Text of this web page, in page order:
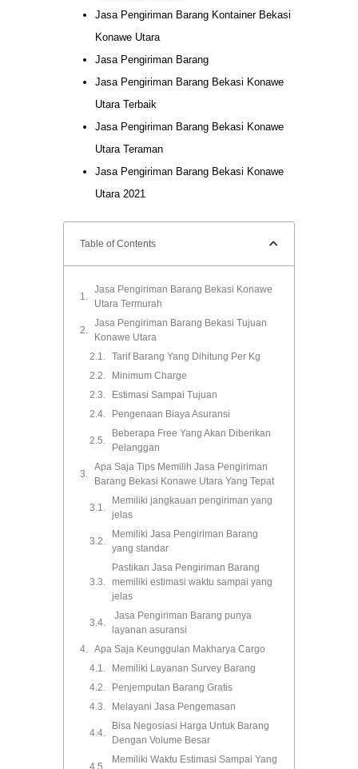
Jasa Pengiriman Barang Kontainer Bekasi
Konawe Utara
Jasa Pengiriman Barang
Jasa Pengiriman Barang Bekasi Konawe
Utara Terbaik
Jasa Pengiriman Barang Bekasi Konawe
Utara Teraman
Jasa Pengiriman Barang Bekasi Konawe
Utara 2021
Table of Contents
Jasa Pengiriman Barang Bekasi Konawe
Utara Termurah
Jasa Pengiriman Barang Bekasi Tujuan
Konawe Utara
Tarif Barang Yang Dihitung Per Kg
Minimum Charge
Estimasi Sampai Tujuan
Pengenaan Biaya Asuransi
Beberapa Free Yang Akan Diberikan
Pelanggan
Apa Saja Tips Memilih Jasa Pengiriman
Barang Bekasi Konawe Utara Yang Tepat
Memiliki jangkauan pengiriman yang
jelas
Memiliki Jasa Pengiriman Barang
yang standar
Pastikan Jasa Pengiriman Barang
memiliki estimasi waktu sampai yang
jelas
Jasa Pengiriman Barang punya
layanan asuransi
Apa Saja Keunggulan Makharya Cargo
Memiliki Layanan Survey Barang
Penjemputan Barang Gratis
Melayani Jasa Pengemasan
Bisa Negosiasi Harga Untuk Barang
Dengan Volume Besar
Memiliki Waktu Estimasi Sampai Yang